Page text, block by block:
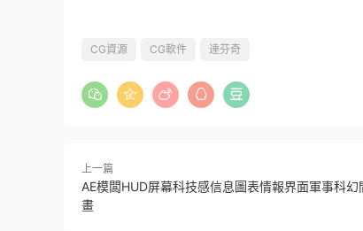
CG資源 CG軟件 達芬奇
上一篇
AE模闆HUD屏幕科技感信息圖表情報界面軍事科
畫